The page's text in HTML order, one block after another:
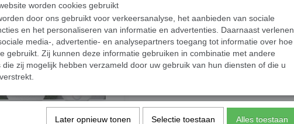
worden cookies gebruikt
door ons gebruikt voor verkeersanalyse, het aanbieden van sociale
en het personaliseren van informatie en advertenties. Daarnaast verlenen
media-, advertentie- en analysepartners toegang tot informatie over hoe
gebruikt. Zij kunnen deze informatie gebruiken in combinatie met andere
die zij mogelijk hebben verzameld door uw gebruik van hun diensten of die u
Later opnieuw tonen Selectie toestaan Alles toestaan